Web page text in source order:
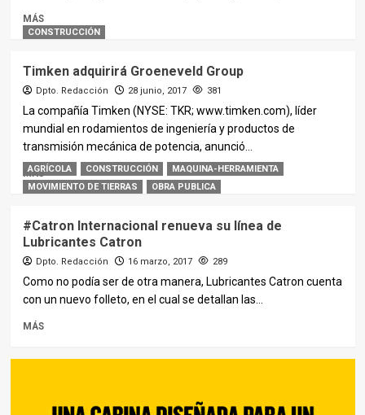
MÁS
CONSTRUCCIÓN
Timken adquirirá Groeneveld Group
Dpto. Redacción 28 junio, 2017 381
La compañía Timken (NYSE: TKR; www.timken.com), líder
mundial en rodamientos de ingeniería y productos de
transmisión mecánica de potencia, anunció...
MÁS
AGRÍCOLA CONSTRUCCIÓN
MAQUINA-HERRAMIENTA
MOVIMIENTO DE TIERRAS
OBRA PUBLICA
#Catron Internacional renueva su línea de
Lubricantes Catron
Dpto. Redacción 16 marzo, 2017 289
Como no podía ser de otra manera, Lubricantes Catron cuenta
con un nuevo folleto, en el cual se detallan las...
MÁS